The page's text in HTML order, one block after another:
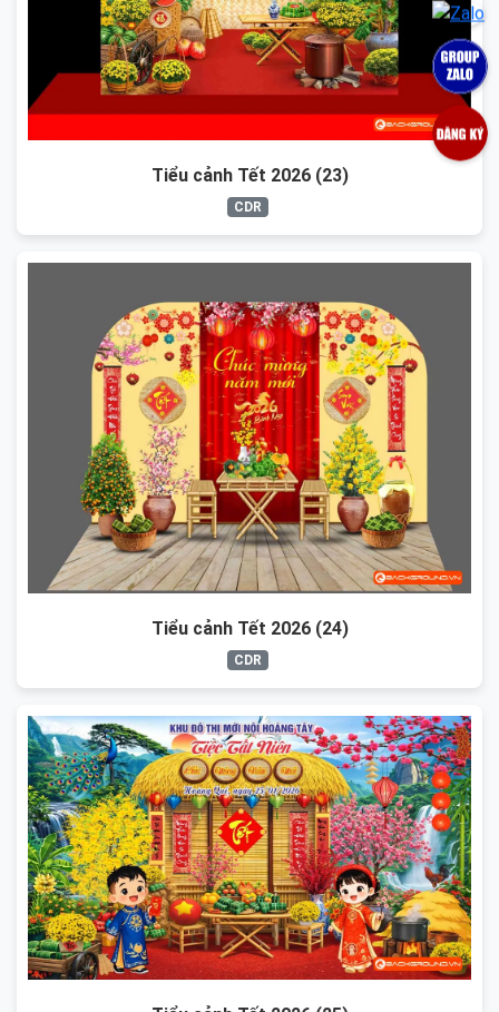
Tiểu cảnh Tết 2026 (23)
CDR
Tiểu cảnh Tết 2026 (24)
CDR